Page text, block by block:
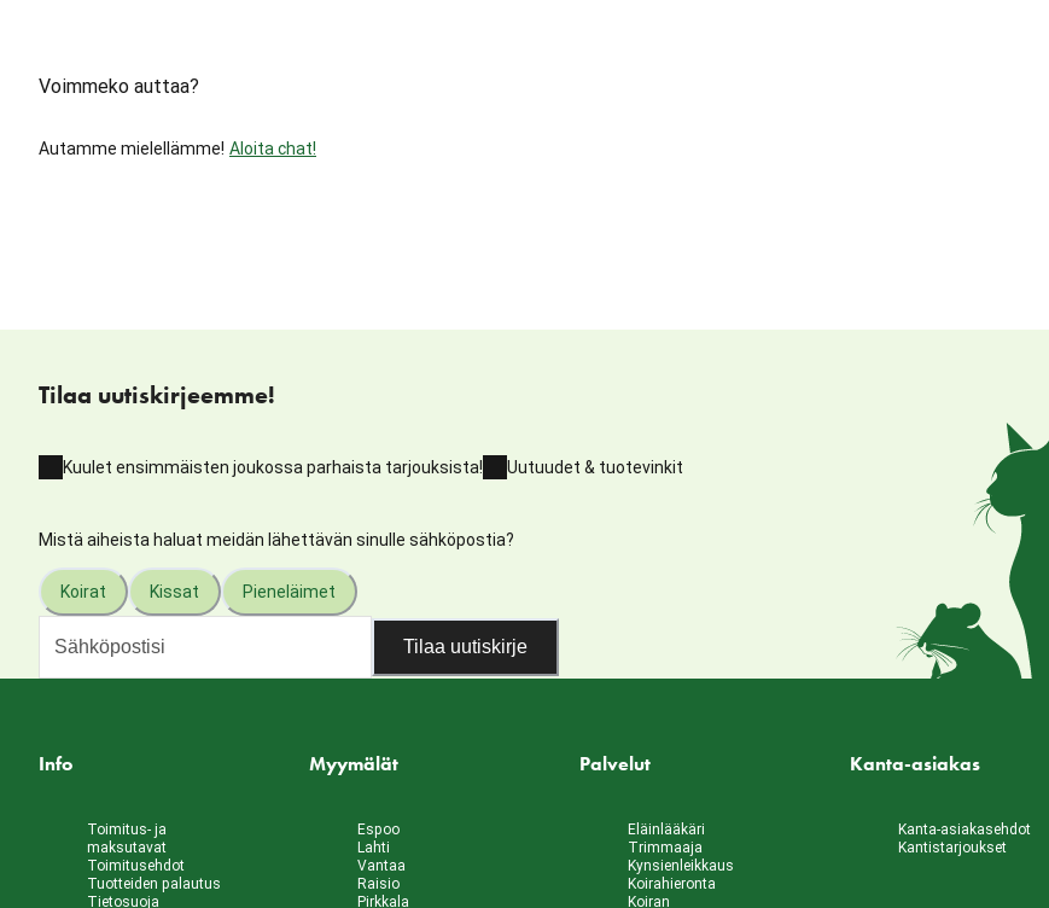
Voimmeko auttaa?
Autamme mielellämme! Aloita chat!
Tilaa uutiskirjeemme!
Kuulet ensimmäisten joukossa parhaista tarjouksista! Uutuudet & tuotevinkit
Mistä aiheista haluat meidän lähettävän sinulle sähköpostia?
Koirat Kissat Pieneläimet
Tilaa uutiskirje
Info
Toimitus- ja
maksutavat
Toimitusehdot
Tuotteiden palautus
Tietosuoja
Myymälät
Espoo
Lahti
Vantaa
Raisio
Pirkkala
Palvelut
Eläinlääkäri
Trimmaaja
Kynsienleikkaus
Koirahieronta
Koiran
Kanta-asiakas
Kanta-asiakasehdot
Kantistarjoukset